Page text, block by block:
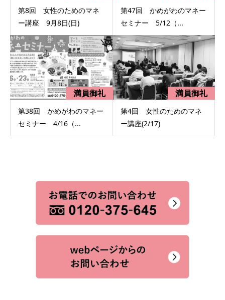
第8回 女性のためのマネ
ー講座 9月8日(日)
第47回 かめがわのマネー
セミナー 5/12（...
第38回 かめがわのマネー
セミナー 4/16（...
第4回 女性のためのマネ
ー講座(2/17)